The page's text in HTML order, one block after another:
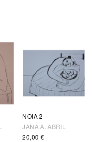
NOIA 2
JANA A. ABRIL
20,00 €